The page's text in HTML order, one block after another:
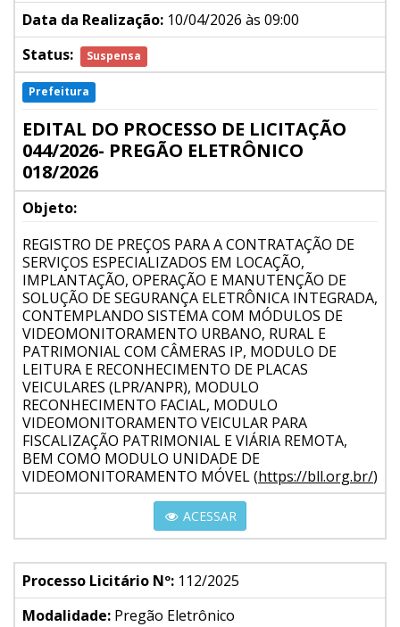
Data da Realização: 10/04/2026 às 09:00
Status:
Suspensa
Prefeitura
EDITAL DO PROCESSO DE LICITAÇÃO
044/2026- PREGÃO ELETRÔNICO
018/2026
Objeto:
REGISTRO DE PREÇOS PARA A CONTRATAÇÃO DE
SERVIÇOS ESPECIALIZADOS EM LOCAÇÃO,
IMPLANTAÇÃO, OPERAÇÃO E MANUTENÇÃO DE
SOLUÇÃO DE SEGURANÇA ELETRÔNICA INTEGRADA,
CONTEMPLANDO SISTEMA COM MÓDULOS DE
VIDEOMONITORAMENTO URBANO, RURAL E
PATRIMONIAL COM CÂMERAS IP, MODULO DE
LEITURA E RECONHECIMENTO DE PLACAS
VEICULARES (LPR/ANPR), MODULO
RECONHECIMENTO FACIAL, MODULO
VIDEOMONITORAMENTO VEICULAR PARA
FISCALIZAÇÃO PATRIMONIAL E VIÁRIA REMOTA,
BEM COMO MODULO UNIDADE DE
VIDEOMONITORAMENTO MÓVEL (https://bll.org.br/)
ACESSAR
Processo Licitário Nº: 112/2025
Modalidade: Pregão Eletrônico